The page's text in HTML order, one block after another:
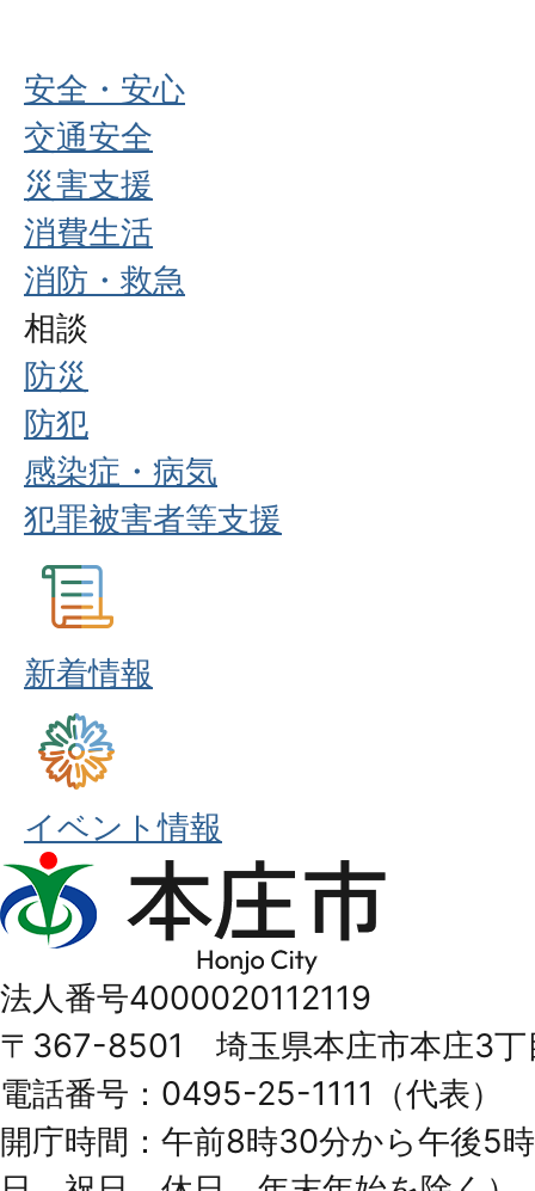
安全・安心
交通安全
災害支援
消費生活
消防・救急
相談
防災
防犯
感染症・病気
犯罪被害者等支援
新着情報
イベント情報
本
庄
Honjo
City
法人番号4000020112119
〒367-8501 埼玉県本庄市本庄3丁
電話番号：0495-25-1111（代表）
開庁時間：午前8時30分から午後5